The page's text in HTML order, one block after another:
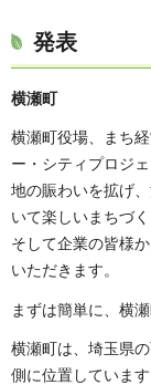
発表
横瀬町
横瀬町役場、まち
ー・シティプロジ
地の賑わいを拡げ
いて楽しいまちづ
そして企業の皆様
いただきます。
まずは簡単に、横
横瀬町は、埼玉県
側に位置していま